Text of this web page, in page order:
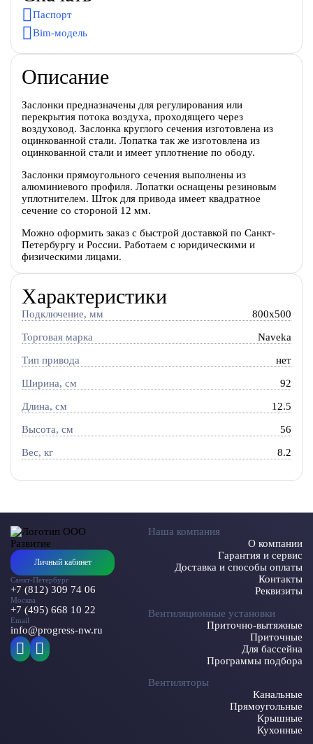
Паспорт
Bim-модель
Описание
Заслонки предназначены для регулирования или
перекрытия потока воздуха, проходящего через
воздуховод. Заслонка круглого сечения изготовлена из
оцинкованной стали. Лопатка так же изготовлена из
оцинкованной стали и имеет уплотнение по ободу.
Заслонки прямоугольного сечения выполнены из
алюминиевого профиля. Лопатки оснащены резиновым
уплотнителем. Шток для привода имеет квадратное
сечение со стороной 12 мм.
Можно оформить заказ с быстрой доставкой по Санкт-
Петербургу и России. Работаем с юридическими и
физическими лицами.
Характеристики
Подключение, мм 800x500
Торговая марка Naveka
Тип привода нет
Ширина, см 92
Длина, см 12.5
Высота, см 56
Вес, кг 8.2
Личный кабинет
Санкт-Петербург
+7 (812) 309 74 06
Москва
+7 (495) 668 10 22
Email
info@progress-nw.ru
Наша компания
О компании
Гарантия и сервис
Доставка и способы оплаты
Контакты
Реквизиты
Вентиляционные установки
Приточно-вытяжные
Приточные
Для бассейна
Программы подбора
Вентиляторы
Канальные
Прямоугольные
Крышные
Кухонные